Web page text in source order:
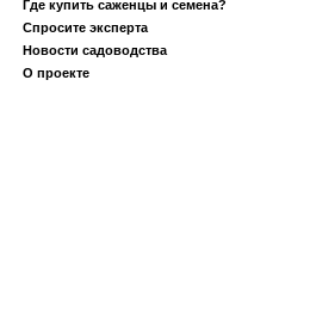
Где купить саженцы и семена?
Спросите эксперта
Новости садоводства
О проекте